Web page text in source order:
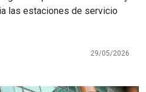
las estaciones de servicio
29/05/2026